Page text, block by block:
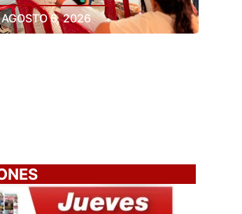
AGOSTO 6, 2026